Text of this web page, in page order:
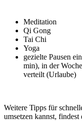
Meditation
Qi Gong
Tai Chi
Yoga
gezielte Pausen
min), in der
verteilt (Urlaube)
Weitere Tipps für
umsetzen kannst,